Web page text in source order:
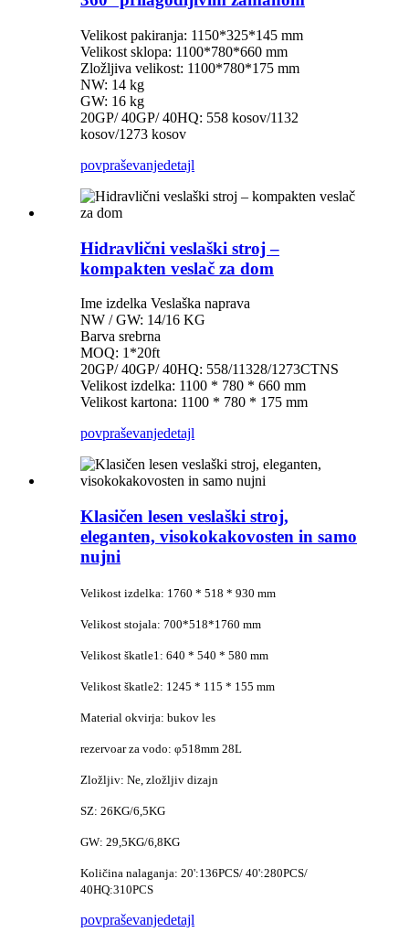
Velikost pakiranja: 1150*325*145 mm
Velikost sklopa: 1100*780*660 mm
Zložljiva velikost: 1100*780*175 mm
NW: 14 kg
GW: 16 kg
20GP/ 40GP/ 40HQ: 558 kosov/1132
kosov/1273 kosov
povpraševanjedetajl
Hidravlični veslaški stroj –
kompakten veslač za dom
Ime izdelka Veslaška naprava
NW / GW: 14/16 KG
Barva srebrna
MOQ: 1*20ft
20GP/ 40GP/ 40HQ: 558/11328/1273CTNS
Velikost izdelka: 1100 * 780 * 660 mm
Velikost kartona: 1100 * 780 * 175 mm
povpraševanjedetajl
Klasičen lesen veslaški stroj,
eleganten, visokokakovosten in samo
nujni
Velikost izdelka: 1760 * 518 * 930 mm
Velikost stojala: 700*518*1760 mm
Velikost škatle1: 640 * 540 * 580 mm
Velikost škatle2: 1245 * 115 * 155 mm
Material okvirja: bukov les
rezervoar za vodo: φ518mm 28L
Zložljiv: Ne, zložljiv dizajn
SZ: 26KG/6,5KG
GW: 29,5KG/6,8KG
Količina nalaganja: 20':136PCS/ 40':280PCS/
40HQ:310PCS
povpraševanjedetajl